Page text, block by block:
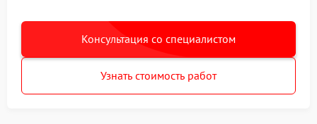
Консультация со специалистом
Узнать стоимость работ